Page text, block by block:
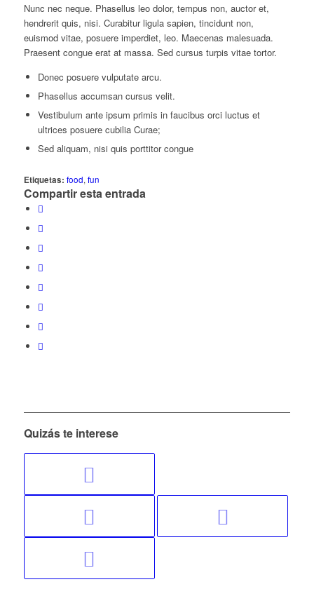
Nunc nec neque. Phasellus leo dolor, tempus non, auctor et,
hendrerit quis, nisi. Curabitur ligula sapien, tincidunt non,
euismod vitae, posuere imperdiet, leo. Maecenas malesuada.
Praesent congue erat at massa. Sed cursus turpis vitae tortor.
Donec posuere vulputate arcu.
Phasellus accumsan cursus velit.
Vestibulum ante ipsum primis in faucibus orci luctus et
ultrices posuere cubilia Curae;
Sed aliquam, nisi quis porttitor congue
Etiquetas: food, fun
Compartir esta entrada
Quizás te interese